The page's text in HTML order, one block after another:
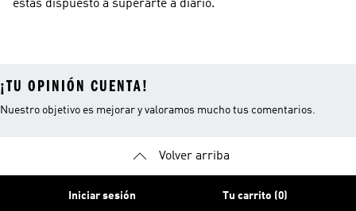
estás dispuesto a superarte a diario.
¡TU OPINIÓN CUENTA!
Nuestro objetivo es mejorar y valoramos mucho tus comentarios.
Volver arriba
Iniciar sesión Tu carrito (0)